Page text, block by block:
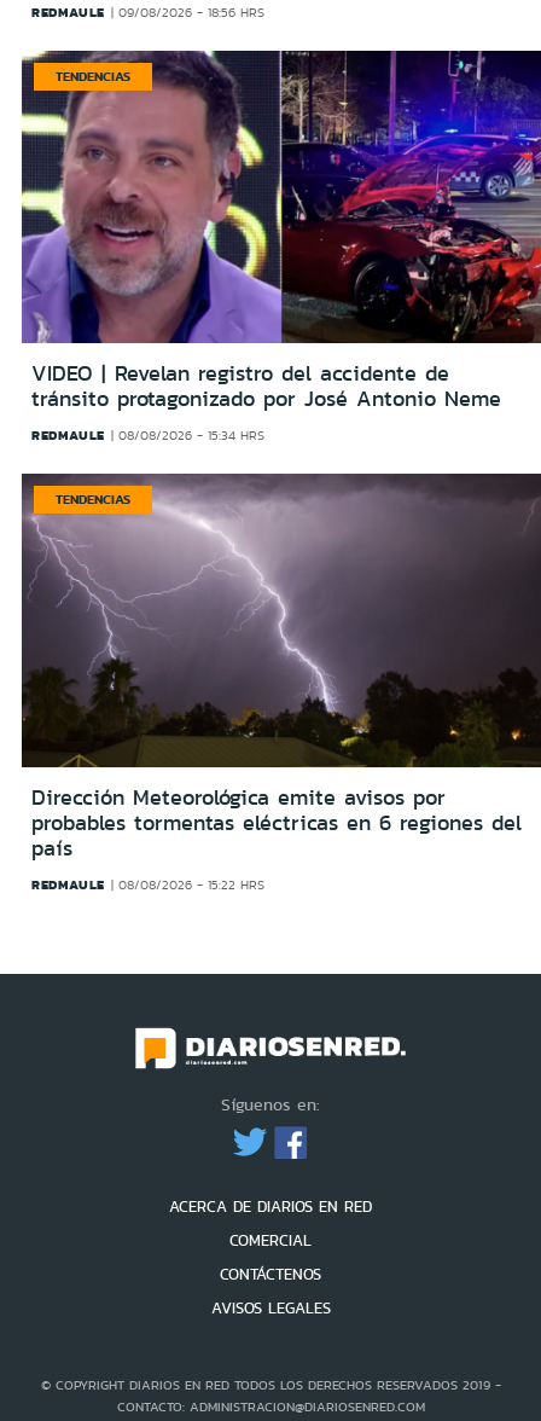
REDMAULE 09/08/2026 - 18:56 HRS
TENDENCIAS
VIDEO | Revelan registro del accidente de
tránsito protagonizado por José Antonio Neme
REDMAULE 08/08/2026 - 15:34 HRS
TENDENCIAS
Dirección Meteorológica emite avisos por
probables tormentas eléctricas en 6 regiones del
país
REDMAULE 08/08/2026 - 15:22 HRS
Síguenos en:
ACERCA DE DIARIOS EN RED
COMERCIAL
CONTÁCTENOS
AVISOS LEGALES
© COPYRIGHT DIARIOS EN RED TODOS LOS DERECHOS RESERVADOS 2019 -
CONTACTO: ADMINISTRACION@DIARIOSENRED.COM